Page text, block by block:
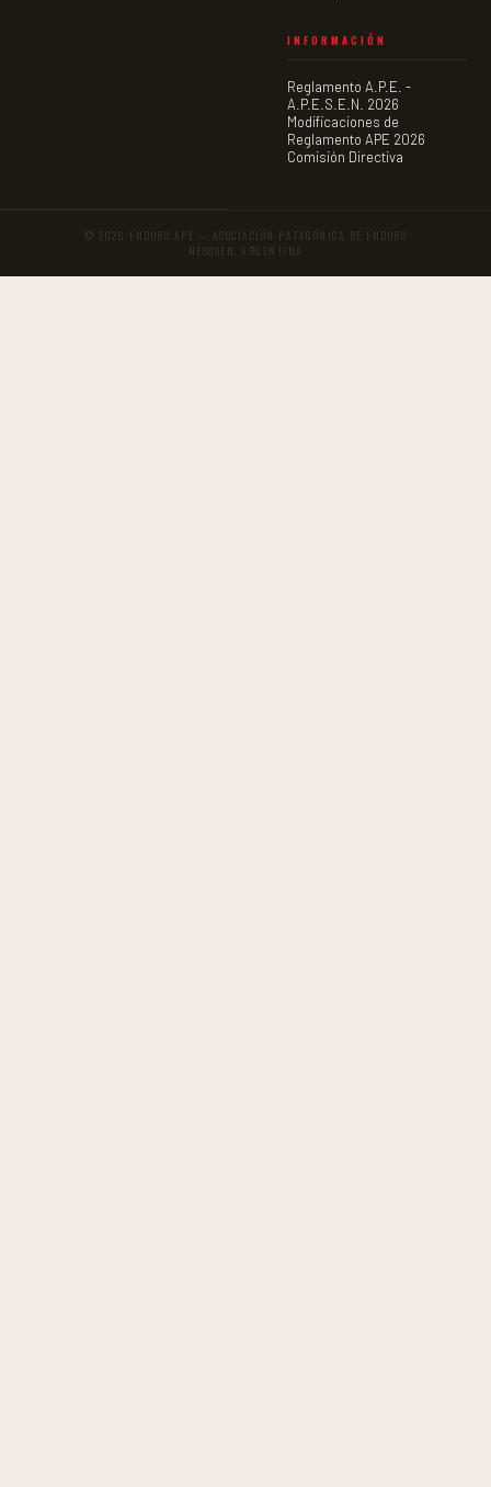
INFORMACIÓN
Reglamento A.P.E. -
A.P.E.S.E.N. 2026
Modificaciones de
Reglamento APE 2026
Comisión Directiva
© 2026 ENDURO APE — ASOCIACIÓN PATAGÓNICA DE ENDURO
NEUQUÉN, ARGENTINA